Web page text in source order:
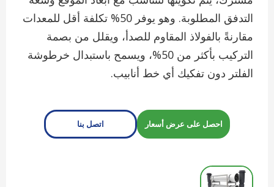
التدفق المطلوبة. وهو يوفر 50% تكلفة أقل للمعدات
مقارنةً بالفولاذ المقاوم للصدأ، ويقلل من بصمة
التركيب بأكثر من 50%، ويسمح باستبدال خرطوشة
الفلتر دون تفكيك أي خط أنابيب.
احصل على عرض أسعار اتصل بنا